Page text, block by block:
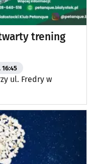
trening
16:45
ul. Fredry w